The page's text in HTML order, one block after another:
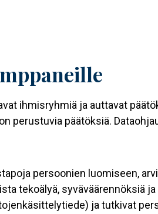
ihmisryhmiä ja auttavat
perustuvia päätöksiä.
persoonien luomiseen,
tekoälyä, syväväärennöksiä
ja tutkivat